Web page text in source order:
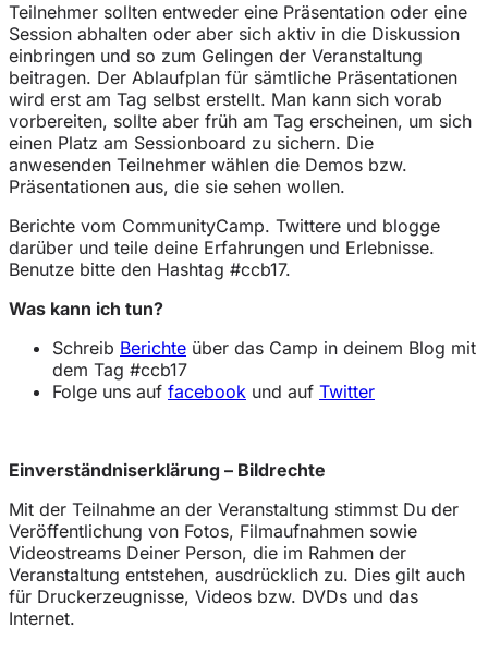
Teilnehmer sollten entweder eine Präsentation oder eine
Session abhalten oder aber sich aktiv in die Diskussion
einbringen und so zum Gelingen der Veranstaltung
beitragen. Der Ablaufplan für sämtliche Präsentationen
wird erst am Tag selbst erstellt. Man kann sich vorab
vorbereiten, sollte aber früh am Tag erscheinen, um sich
einen Platz am Sessionboard zu sichern. Die
anwesenden Teilnehmer wählen die Demos bzw.
Präsentationen aus, die sie sehen wollen.
Berichte vom CommunityCamp. Twittere und blogge
darüber und teile deine Erfahrungen und Erlebnisse.
Benutze bitte den Hashtag #ccb17.
Was kann ich tun?
Schreib Berichte über das Camp in deinem Blog mit
dem Tag #ccb17
Folge uns auf facebook und auf Twitter
Einverständniserklärung – Bildrechte
Mit der Teilnahme an der Veranstaltung stimmst Du der
Veröffentlichung von Fotos, Filmaufnahmen sowie
Videostreams Deiner Person, die im Rahmen der
Veranstaltung entstehen, ausdrücklich zu. Dies gilt auch
für Druckerzeugnisse, Videos bzw. DVDs und das
Internet.